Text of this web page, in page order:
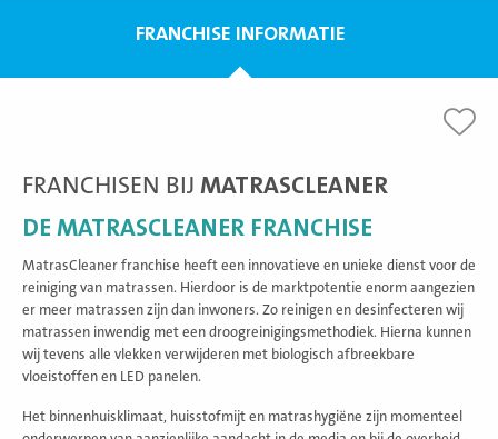
FRANCHISE INFORMATIE
FRANCHISEN BIJ MATRASCLEANER
DE MATRASCLEANER FRANCHISE
MatrasCleaner franchise heeft een innovatieve en unieke dienst voor de
reiniging van matrassen. Hierdoor is de marktpotentie enorm aangezien
er meer matrassen zijn dan inwoners. Zo reinigen en desinfecteren wij
matrassen inwendig met een droogreinigingsmethodiek. Hierna kunnen
wij tevens alle vlekken verwijderen met biologisch afbreekbare
vloeistoffen en LED panelen.
Het binnenhuisklimaat, huisstofmijt en matrashygiëne zijn momenteel